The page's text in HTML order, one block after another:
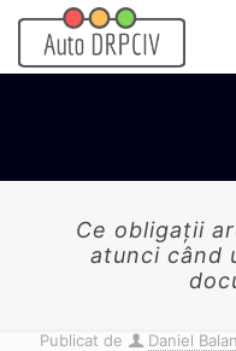
Ce obligații
atunci când
Publicat de Daniel Balan